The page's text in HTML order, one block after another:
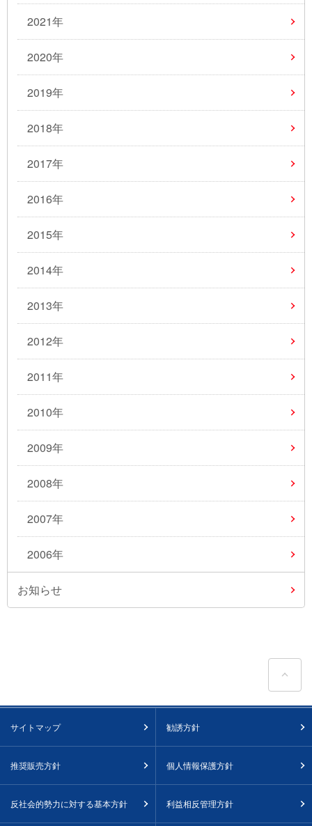
2021年
2020年
2019年
2018年
2017年
2016年
2015年
2014年
2013年
2012年
2011年
2010年
2009年
2008年
2007年
2006年
お知らせ
ペ
サイトマップ 勧誘方針
推奨販売方針 個人情報保護方針
反社会的勢力に対する基本方針 利益相反管理方針